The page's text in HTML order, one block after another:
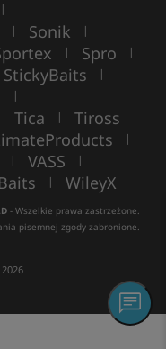
|
| Sonik |
| Spro |
StickyBaits |
|
Tica | Tiross
|
| VASS |
| WileyX
- Wszelkie prawa zastrzeżone.
pisemnej zgody zabronione.